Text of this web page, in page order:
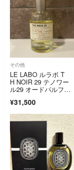
その他
LE LABO ルラボ T
H NOIR 29 テノワー
ル29 オードパルファ
¥31,500